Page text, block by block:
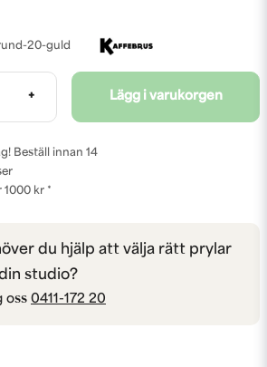
20-guld
+ Lägg i varukorgen
Beställ innan 14
1000 kr *
du hjälp att välja rätt prylar
studio?
oss 0411-172 20